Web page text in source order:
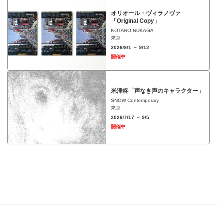
オリオール・ヴィラノヴァ
「Original Copy」
KOTARO NUKAGA
東京
2026/8/1 － 9/12
開催中
米澤柊「声なき声のキャラクター」
SNOW Contemporary
東京
2026/7/17 － 9/5
開催中